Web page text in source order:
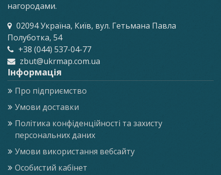
нагородами.
02094 Україна, Київ, вул. Гетьмана Павла
Полуботка, 54
+38 (044) 537-04-77
zbut@ukrmap.com.ua
Інформація
Про підприємство
Умови доставки
Політика конфіденційності та захисту
персональних даних
Умови використання вебсайту
Особистий кабінет